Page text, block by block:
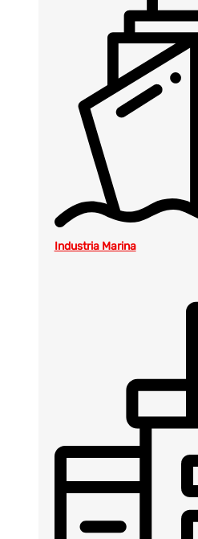
Industria Marina